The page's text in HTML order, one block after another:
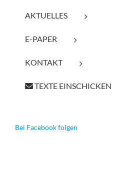
AKTUELLES
E-PAPER
KONTAKT
TEXTE EINSCHICKEN
Bei Facebook folgen